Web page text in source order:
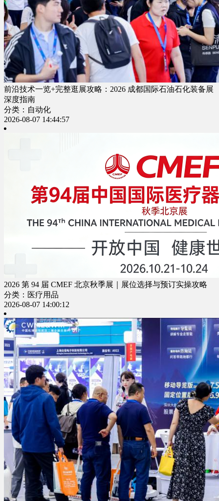
前沿技术一览+完整逛展攻略：2026 成都国际石油石化装备展
深度指南
分类：自动化
2026-08-07 14:44:57
2026 第 94 届 CMEF 北京秋季展｜展位选择与预订实操攻略
分类：医疗用品
2026-08-07 14:00:12